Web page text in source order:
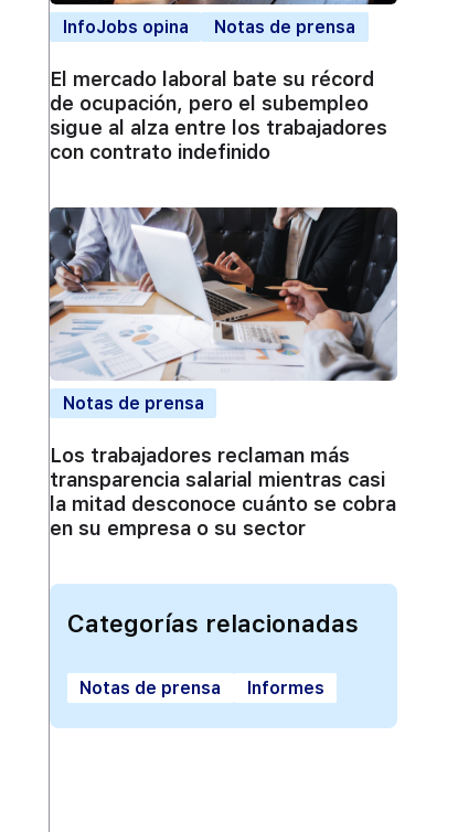
InfoJobs opina Notas de prensa
El mercado laboral bate su récord
de ocupación, pero el subempleo
sigue al alza entre los trabajadores
con contrato indefinido
Notas de prensa
Los trabajadores reclaman más
transparencia salarial mientras casi
la mitad desconoce cuánto se cobra
en su empresa o su sector
Categorías relacionadas
Notas de prensa Informes